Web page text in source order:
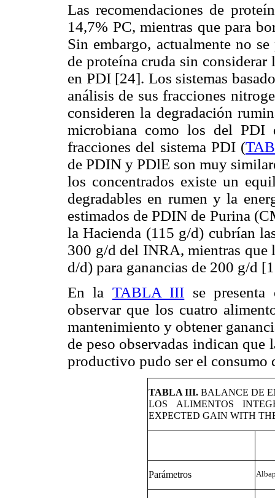
Las recomendaciones de
14,7% PC, mientras que para
Sin embargo, actualmente no
de proteína cruda sin
en PDI [24]. Los sistemas
análisis de sus fracciones
consideren la degradación
microbiana como los del
fracciones del sistema PDI (
de PDIN y PDlE son muy
los concentrados existe un
degradables en rumen y la
estimados de PDIN de Purina
la Hacienda (115 g/d) cubrían
300 g/d del INRA, mientras
d/d) para ganancias de 200 g/d
En la TABLA III se
observar que los cuatro
mantenimiento y obtener
de peso observadas indican
productivo pudo ser el consumo
TABLA III. BALANCE DE
LOS ALIMENTOS
EXPECTED GAIN WITH
Parámetros